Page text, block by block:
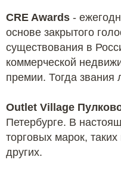
CRE Awards -
основе закрытого
существования в
коммерческой
премии. Тогда звания
Outlet Village
Петербурге. В
торговых марок, таких
других.